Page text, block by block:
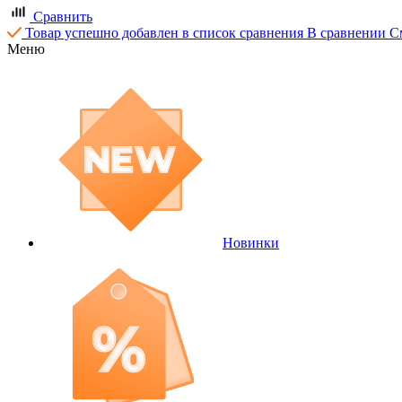
Сравнить
Товар успешно добавлен в список сравнения В сравнении
Меню
Новинки